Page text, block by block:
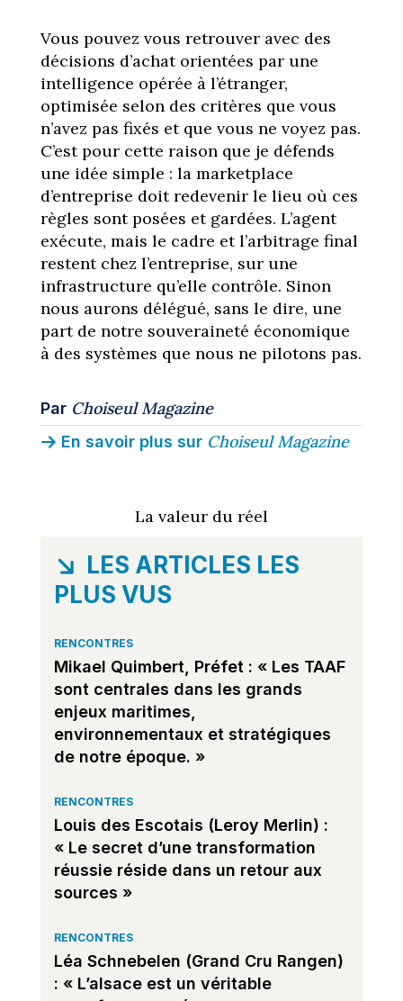
Vous pouvez vous retrouver avec des
décisions d’achat orientées par une
intelligence opérée à l’étranger,
optimisée selon des critères que vous
n’avez pas fixés et que vous ne voyez pas.
C’est pour cette raison que je défends
une idée simple : la marketplace
d’entreprise doit redevenir le lieu où ces
règles sont posées et gardées. L’agent
exécute, mais le cadre et l’arbitrage final
restent chez l’entreprise, sur une
infrastructure qu’elle contrôle. Sinon
nous aurons délégué, sans le dire, une
part de notre souveraineté économique
à des systèmes que nous ne pilotons pas.
Par Choiseul Magazine
En savoir plus sur Choiseul Magazine
La valeur du réel
LES ARTICLES LES
PLUS VUS
RENCONTRES
Mikael Quimbert, Préfet : « Les TAAF
sont centrales dans les grands
enjeux maritimes,
environnementaux et stratégiques
de notre époque. »
RENCONTRES
Louis des Escotais (Leroy Merlin) :
« Le secret d’une transformation
réussie réside dans un retour aux
sources »
RENCONTRES
Léa Schnebelen (Grand Cru Rangen)
: « L’alsace est un véritable